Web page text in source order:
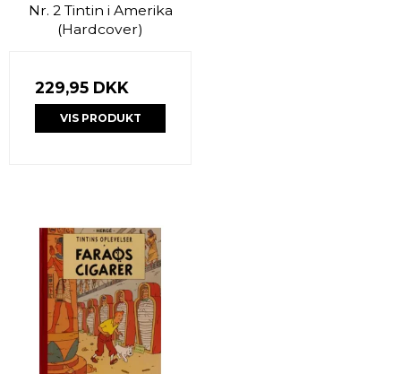
Nr. 2 Tintin i Amerika
(Hardcover)
229,95 DKK
VIS PRODUKT